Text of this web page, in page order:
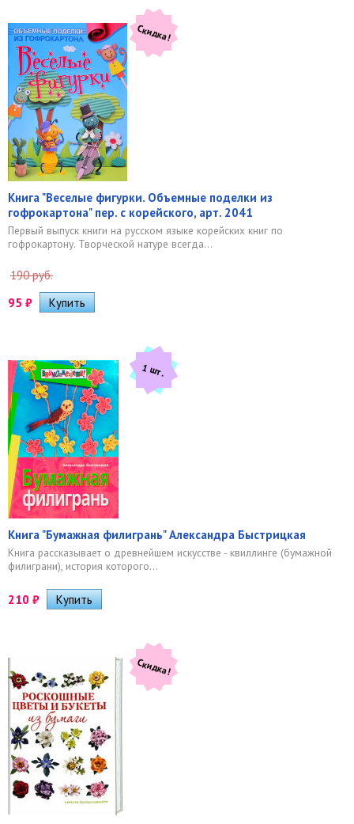
Скидка!
Книга "Веселые фигурки. Объемные поделки из
гофрокартона" пер. с корейского, арт. 2041
Первый выпуск книги на русском языке корейских книг по
гофрокартону. Творческой натуре всегда...
190 руб.
95 ₽
1 шт.
Книга "Бумажная филигрань" Александра Быстрицкая
Книга рассказывает о древнейшем искусстве - квиллинге (бумажной
филиграни), история которого...
210 ₽
Скидка!